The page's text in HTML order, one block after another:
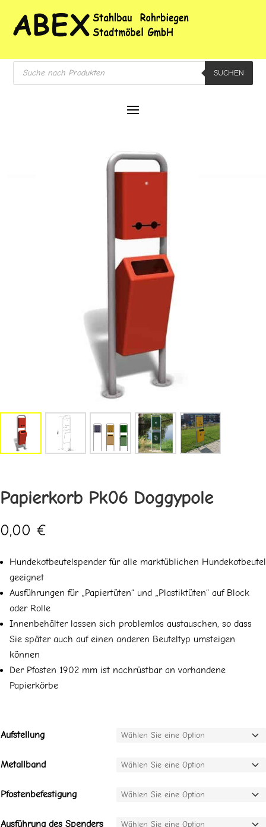
Products
search
SUCHEN
Papierkorb Pk06 Doggypole
0,00 €
Hundekotbeutelspender für alle marktüblichen Hundekotbeutel
geeignet
Ausführungen für „Papiertüten“ und „Plastiktüten“ auf Block
oder Rolle
Innenbehälter lassen sich problemlos austauschen, so dass
Sie später auch auf einen anderen Beuteltyp umsteigen
können
Der Pfosten 1902 mm ist nachrüstbar an vorhandene
Papierkörbe
Aufstellung
Metallband
Pfostenbefestigung
Ausführung des Spenders